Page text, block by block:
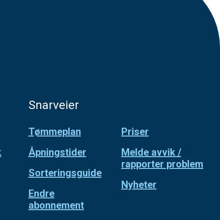
Snarveier
Tømmeplan
Åpningstider
Sorteringsguide
Endre
abonnement
Priser
Melde avvik /
rapporter problem
Nyheter